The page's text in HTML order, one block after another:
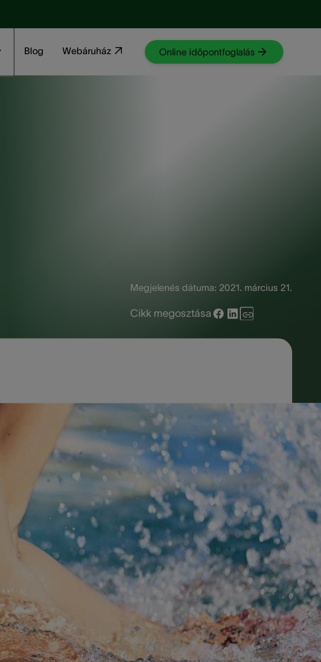
Blog Webáruház Online időpontfoglalás
Megjelenés dátuma: 2021. március 21.
Cikk megosztása
enyhe, majd fokozódó tünetei és hatásai
amint csak lehetséges. A kezelés segít
gyökerét. A Geers bejegyzése átfogó
át a kezeléséig és a megelőzéséig.